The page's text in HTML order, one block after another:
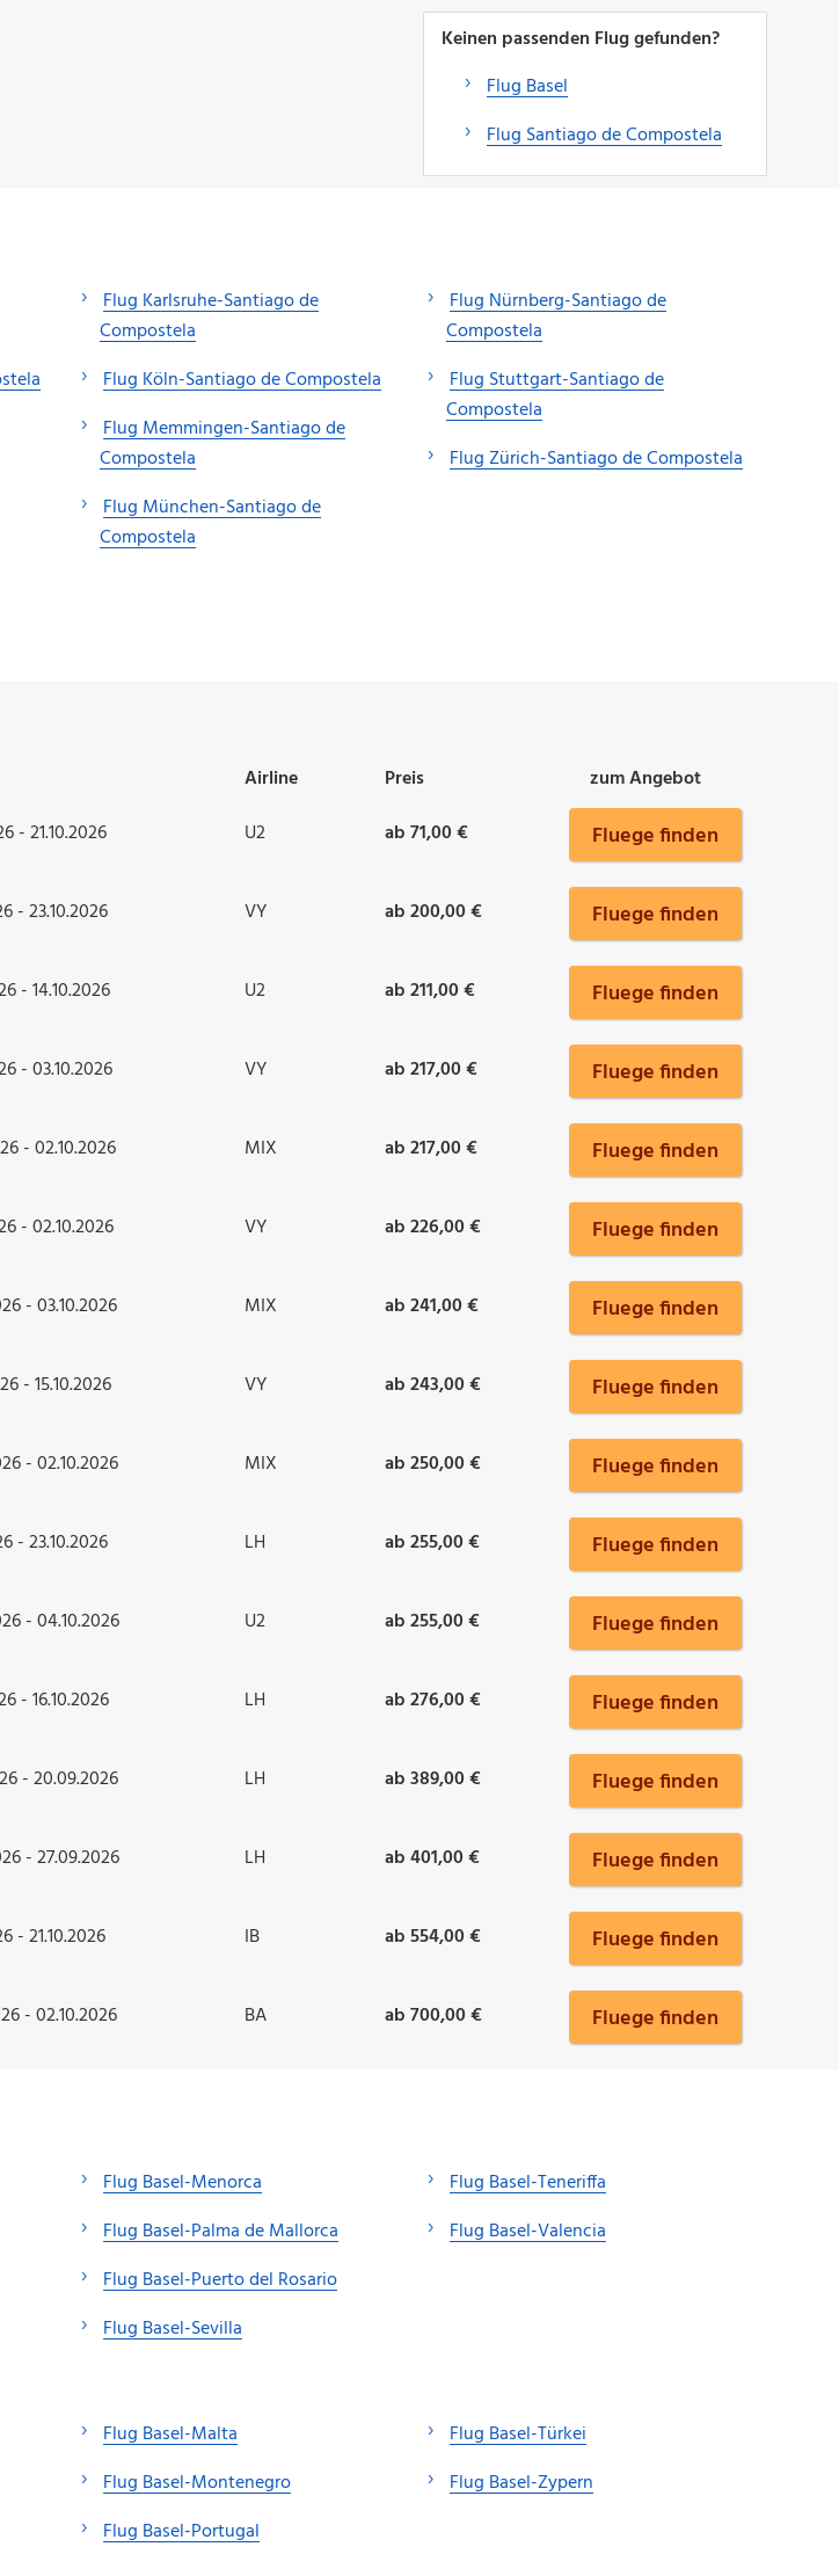
Keinen passenden Flug gefunden?
Flug Basel
Flug Santiago de Compostela
Flug Karlsruhe-Santiago de
Compostela
Flug Köln-Santiago de Compostela
Flug Memmingen-Santiago de
Compostela
Flug München-Santiago de
Compostela
Flug Nürnberg-Santiago de
Compostela
Flug Stuttgart-Santiago de
Compostela
Flug Zürich-Santiago de Compostela
Airline Preis
zum Angebot
- 21.10.2026 U2 ab 71,00 € Fluege finden
- 23.10.2026 VY ab 200,00 € Fluege finden
- 14.10.2026 U2 ab 211,00 € Fluege finden
- 03.10.2026 VY ab 217,00 € Fluege finden
- 02.10.2026 MIX ab 217,00 € Fluege finden
- 02.10.2026 VY ab 226,00 € Fluege finden
- 03.10.2026 MIX ab 241,00 € Fluege finden
- 15.10.2026 VY ab 243,00 € Fluege finden
- 02.10.2026 MIX ab 250,00 € Fluege finden
- 23.10.2026 LH ab 255,00 € Fluege finden
- 04.10.2026 U2 ab 255,00 € Fluege finden
- 16.10.2026 LH ab 276,00 € Fluege finden
- 20.09.2026 LH ab 389,00 € Fluege finden
- 27.09.2026 LH ab 401,00 € Fluege finden
- 21.10.2026 IB ab 554,00 € Fluege finden
- 02.10.2026 BA ab 700,00 € Fluege finden
Flug Basel-Menorca
Flug Basel-Palma de Mallorca
Flug Basel-Puerto del Rosario
Flug Basel-Sevilla
Flug Basel-Teneriffa
Flug Basel-Valencia
Flug Basel-Malta
Flug Basel-Montenegro
Flug Basel-Portugal
Flug Basel-Türkei
Flug Basel-Zypern